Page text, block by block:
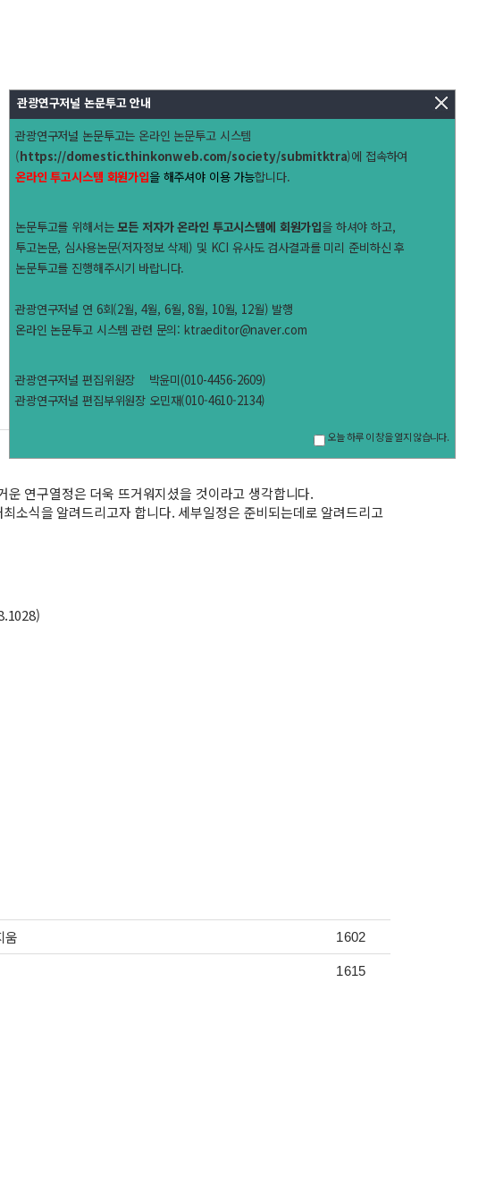
관광연구저널 논문투고 안내
관광연구저널 논문투고는 온라인 논문투고 시스템
(https://domestic.thinkonweb.com/society/submitktra​)에 접속하여
온라인 투고시스템 회원가입을 해주셔야 이용 가능합니다.
논문투고를 위해서는모든 저자가 온라인 투고시스템에 회원가입을 하셔야 하고,
투고논문, 심사용논문(저자정보 삭제) 및 KCI 유사도 검사결과를 미리 준비하신 후
논문투고를 진행해주시기 바랍니다.
관광연구저널 연 6회(2월, 4월, 6월, 8월, 10월, 12월) 발행
온라인 논문투고 시스템 관련 문의: ktraeditor@naver.com​
관광연구저널 편집위원장 박윤미(010-4456-2609)
관광연구저널 편집부위원장 오민재(010-4610-2134)
오늘 하루 이 창을 열지 않습니다.
연구열정은 더욱 뜨거워지셨을 것이라고 생각합니다.
소식을 알려드리고자 합니다. 세부일정은 준비되는데로 알려드리고
움 1602
1615